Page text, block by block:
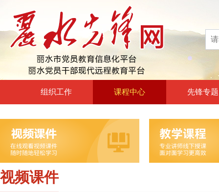
组织工作
领导动态
自身建设
组工文件
课程中心
政治教育和政治训练
党章党规党纪教育
先锋专题
视频课件